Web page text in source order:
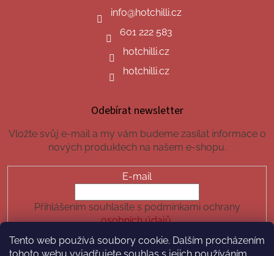
Tento web používá soubory cookie. Dalším procházením
info@hotchilli.cz
601 222 583
hotchilli.cz
hotchilli.cz
Odebírat newsletter
Vložte svůj e-mail a my vám budeme zasílat informace o
nových produktech na našem e-shopu.
E-mail
Přihlášením souhlasíte s podmínkami ochrany
osobních údajů.
PŘIHLÁSIT SE